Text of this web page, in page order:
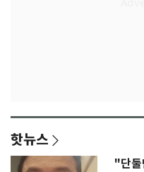
핫뉴스
"단둘